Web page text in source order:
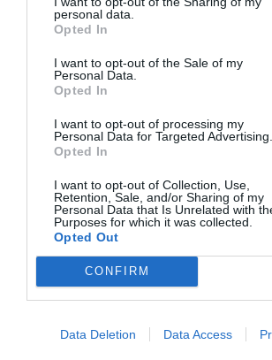
personal data.
Opted In
I want to opt-out of the Sale of my
Personal Data.
Opted In
I want to opt-out of processing my
Personal Data for Targeted Advertising.
Opted In
I want to opt-out of Collection, Use,
Retention, Sale, and/or Sharing of my
Personal Data that Is Unrelated with
Purposes for which it was collected.
Opted Out
CONFIRM
Data Deletion Data Access